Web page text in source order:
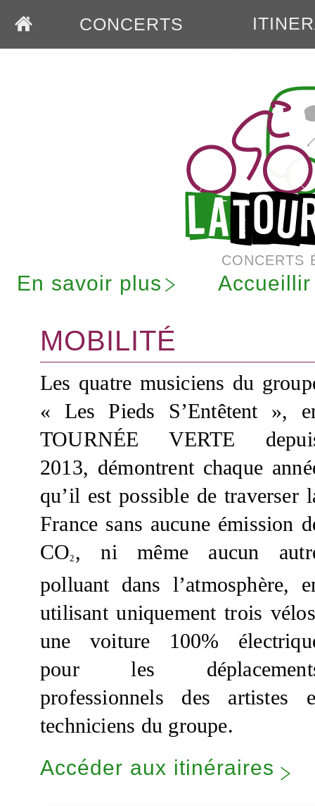
CONCERTS
CONCERTS
En savoir plus
MOBILITÉ
Les quatre musiciens du
« Les Pieds S’Entêtent »,
TOURNÉE VERTE
2013, démontrent chaque
qu’il est possible de traverser
France sans aucune émission
CO2 , ni même aucun
polluant dans l’atmosphère,
utilisant uniquement trois
une voiture 100%
pour les
professionnels des artistes
techniciens du groupe.
Accéder aux itinéraires